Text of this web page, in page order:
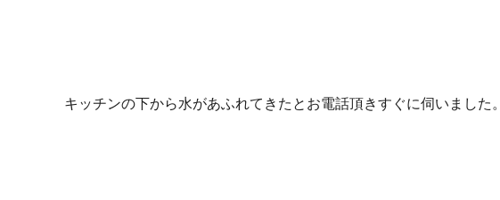
キッチンの下から水があふれてきたとお電話頂きすぐに伺いました。